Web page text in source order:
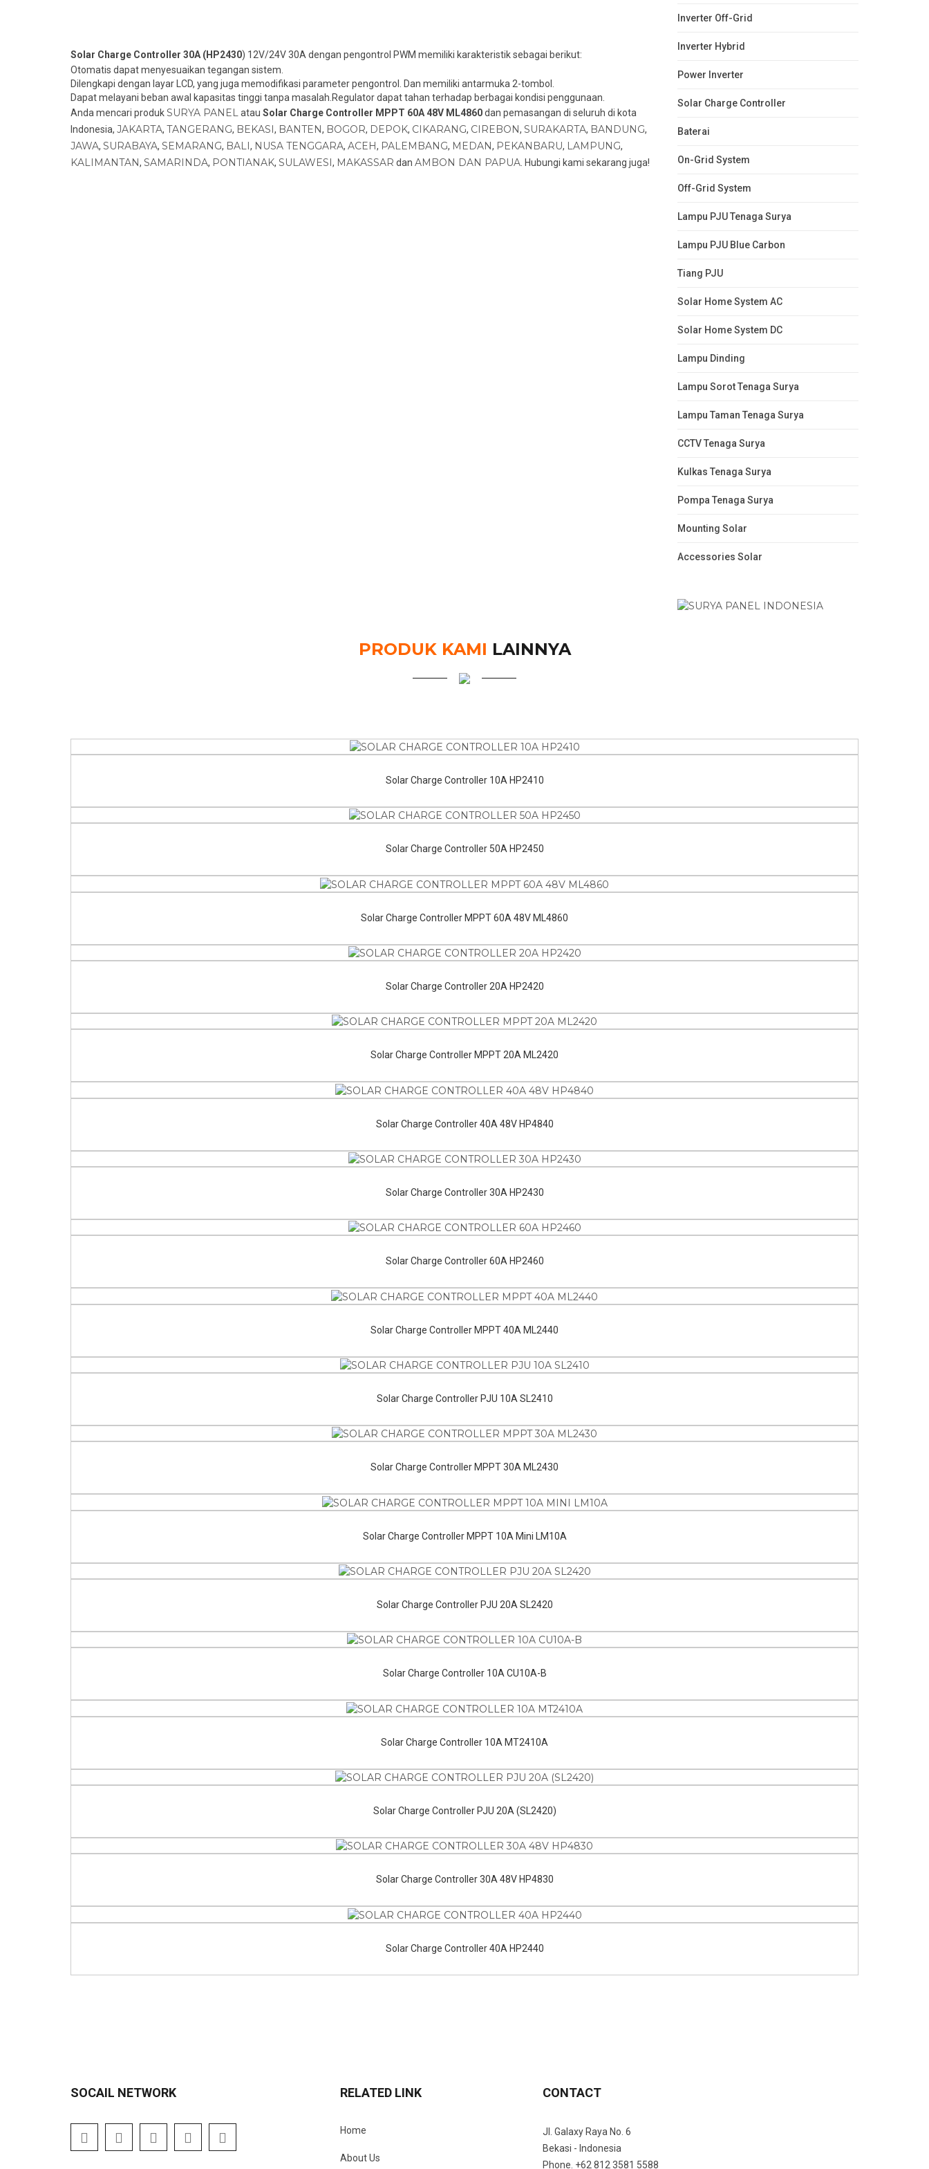
Solar Charge Controller 30A (HP2430) 12V/24V 30A dengan pengontrol PWM memiliki karakteristik sebagai berikut:
Otomatis dapat menyesuaikan tegangan sistem.
Dilengkapi dengan layar LCD, yang juga memodifikasi parameter pengontrol. Dan memiliki antarmuka 2-tombol.
Dapat melayani beban awal kapasitas tinggi tanpa masalah. Regulator dapat tahan terhadap berbagai kondisi penggunaan.
Anda mencari produkSURYA PANELatau Solar Charge Controller MPPT 60A 48V ML4860dan pemasangan di seluruh di kota
Indonesia, JAKARTA, TANGERANG, BEKASI, BANTEN, BOGOR, DEPOK, CIKARANG, CIREBON, SURAKARTA, BANDUNG,
JAWA, SURABAYA, SEMARANG, BALI, NUSA TENGGARA, ACEH, PALEMBANG, MEDAN, PEKANBARU, LAMPUNG,
KALIMANTAN, SAMARINDA, PONTIANAK, SULAWESI, MAKASSAR dan AMBON DAN PAPUA . Hubungi kami sekarang juga!
Inverter Off-Grid
Inverter Hybrid
Power Inverter
Solar Charge Controller
Baterai
On-Grid System
Off-Grid System
Lampu PJU Tenaga Surya
Lampu PJU Blue Carbon
Tiang PJU
Solar Home System AC
Solar Home System DC
Lampu Dinding
Lampu Sorot Tenaga Surya
Lampu Taman Tenaga Surya
CCTV Tenaga Surya
Kulkas Tenaga Surya
Pompa Tenaga Surya
Mounting Solar
Accessories Solar
PRODUK KAMI LAINNYA
Solar Charge Controller 10A HP2410
Solar Charge Controller 50A HP2450
Solar Charge Controller MPPT 60A 48V ML4860
Solar Charge Controller 20A HP2420
Solar Charge Controller MPPT 20A ML2420
Solar Charge Controller 40A 48V HP4840
Solar Charge Controller 30A HP2430
Solar Charge Controller 60A HP2460
Solar Charge Controller MPPT 40A ML2440
Solar Charge Controller PJU 10A SL2410
Solar Charge Controller MPPT 30A ML2430
Solar Charge Controller MPPT 10A Mini LM10A
Solar Charge Controller PJU 20A SL2420
Solar Charge Controller 10A CU10A-B
Solar Charge Controller 10A MT2410A
Solar Charge Controller PJU 20A (SL2420)
Solar Charge Controller 30A 48V HP4830
Solar Charge Controller 40A HP2440
SOCAIL NETWORK RELATED LINK
Home
About Us
CONTACT
Jl. Galaxy Raya No. 6
Bekasi - Indonesia
Phone. +62 812 3581 5588